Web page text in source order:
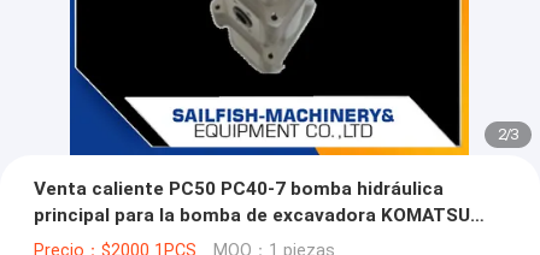
2/3
Venta caliente PC50 PC40-7 bomba hidráulica
principal para la bomba de excavadora KOMATSU
708-41-08010 708-41-08090
Precio：$2000 1PCS MOQ：1 piezas